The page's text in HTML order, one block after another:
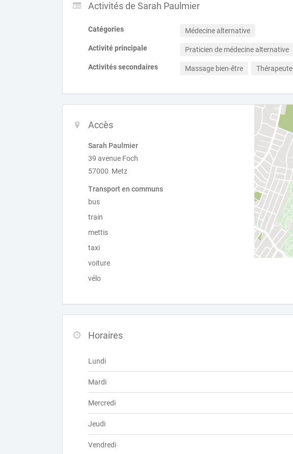
Activités de Sarah Paulmier
Catégories Médecine alternative
Activité principale Praticien de médecine alternative
Activités secondaires Massage bien-être Thérapeute
Accès
Sarah Paulmier
39 avenue Foch
57000 Metz
Transport en communs
bus
train
mettis
taxi
voiture
vélo
Horaires
Lundi
Mardi
Mercredi
Jeudi
Vendredi